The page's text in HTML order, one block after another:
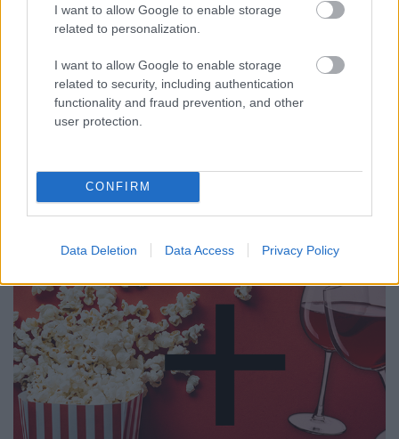
I want to allow Google to enable storage
related to personalization.
I want to allow Google to enable storage
related to security, including authentication
functionality and fraud prevention, and other
user protection.
CONFIRM
Data Deletion Data Access Privacy Policy
A borleírásoknál használatos krémes jelző több
az élesztők jelenlétére utal, más esetekben pedig
ezzel magyarázható, hogy briósos, kekszes
aromajegyeket vagy esetleg extra "lágy" kortyokat
érzünk.